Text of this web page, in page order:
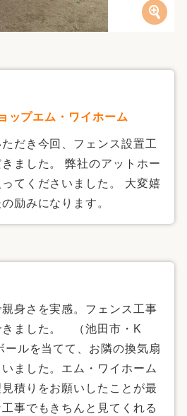
ップエム・ワイホーム
だき今回、フェンス設置工
ました。 弊社のアットホー
てくださいました。 大変嬉
励みになります。
身さを実感。フェンス工事
きました。 （池田市・K
ールを当てて、お隣の換気扇
ました。エム・ワイホーム
積りをお願いしたことが最
事でもきちんと見てくれる